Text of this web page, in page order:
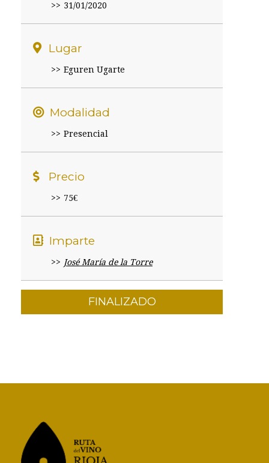
31/01/2020
Lugar
Eguren Ugarte
Modalidad
Presencial
Precio
75€
Imparte
José María de la Torre
FINALIZADO